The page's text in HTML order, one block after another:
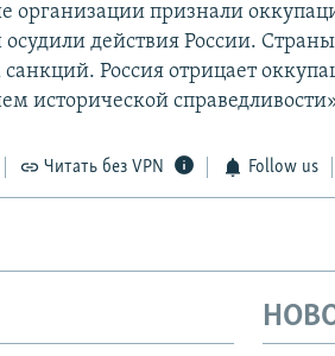
организации признали
действия России.
Россия отрицает
исторической
Читать без VPN Follow us